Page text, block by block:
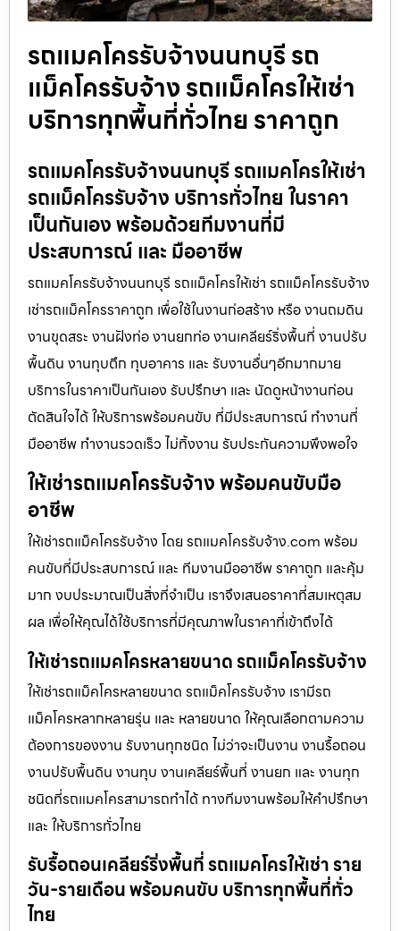
รถแมคโครรับจ้างนนทบุรี รถ
แม็คโครรับจ้าง รถแม็คโครให้เช่า
บริการทุกพื้นที่ทั่วไทย ราคาถูก
รถแมคโครรับจ้างนนทบุรี รถแมคโครให้เช่า
รถแม็คโครรับจ้าง บริการทั่วไทย ในราคา
เป็นกันเอง พร้อมด้วยทีมงานที่มี
ประสบการณ์ และ มืออาชีพ
รถแมคโครรับจ้างนนทบุรี รถแม็คโครให้เช่า รถแม็คโครรับจ้าง
เช่ารถแม็คโครราคาถูก เพื่อใช้ในงานก่อสร้าง หรือ งานถมดิน
งานขุดสระ งานฝังท่อ งานยกท่อ งานเคลียร์ริ่งพื้นที่ งานปรับ
พื้นดิน งานทุบตึก ทุบอาคาร และ รับงานอื่นๆอีกมากมาย
บริการในราคาเป็นกันเอง รับปรึกษา และ นัดดูหน้างานก่อน
ตัดสินใจได้ ให้บริการพร้อมคนขับ ที่มีประสบการณ์ ทำงานที่
มืออาชีพ ทำงานรวดเร็ว ไม่ทิ้งงาน รับประกันความพึงพอใจ
ให้เช่ารถแมคโครรับจ้าง พร้อมคนขับมือ
อาชีพ
ให้เช่ารถแม็คโครรับจ้าง โดย รถแมคโครรับจ้าง.com พร้อม
คนขับที่มีประสบการณ์ และ ทีมงานมืออาชีพ ราคาถูก และคุ้ม
มาก งบประมาณเป็นสิ่งที่จำเป็น เราจึงเสนอราคาที่สมเหตุสม
ผล เพื่อให้คุณได้ใช้บริการที่มีคุณภาพในราคาที่เข้าถึงได้
ให้เช่ารถแมคโครหลายขนาด รถแม็คโครรับจ้าง
ให้เช่ารถแม็คโครหลายขนาด รถแม็คโครรับจ้าง เรามีรถ
แม็คโครหลากหลายรุ่น และ หลายขนาด ให้คุณเลือกตามความ
ต้องการของงาน รับงานทุกชนิด ไม่ว่าจะเป็นงาน งานรื้อถอน
งานปรับพื้นดิน งานทุบ งานเคลียร์พื้นที่ งานยก และ งานทุก
ชนิดที่รถแมคโครสามารถทำได้ ทางทีมงานพร้อมให้คำปรึกษา
และ ให้บริการทั่วไทย
รับรื้อถอนเคลียร์ริ่งพื้นที่ รถแมคโครให้เช่า ราย
วัน-รายเดือน พร้อมคนขับ บริการทุกพื้นที่ทั่ว
ไทย